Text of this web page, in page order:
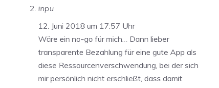
inpu
12. Juni 2018 um 17:57 Uhr
Wäre ein no-go für mich… Dann lieber
transparente Bezahlung für eine gute App als
diese Ressourcenverschwendung, bei der sich
mir persönlich nicht erschließt, dass damit